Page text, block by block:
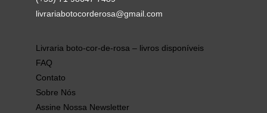
livrariabotocorderosa@gmail.com
Livraria boto-cor-de-rosa – livros disponíveis
FAQ
Contato
Sobre Nós
Assine Nossa Newsletter